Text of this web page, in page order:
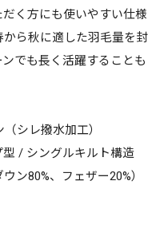
く方にも使いやすい仕様
ら秋に適した羽毛量を封
でも長く活躍することも
シレ撥水加工）
/ シングルキルト構造
80%、フェザー20%）